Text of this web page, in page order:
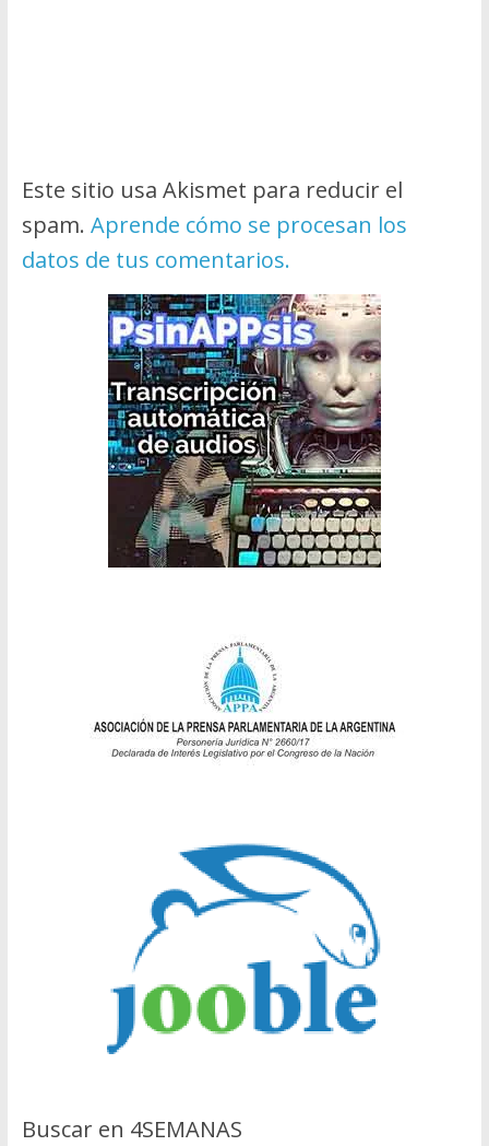
Este sitio usa Akismet para reducir el
spam. Aprende cómo se procesan los
datos de tus comentarios.
Buscar en 4SEMANAS